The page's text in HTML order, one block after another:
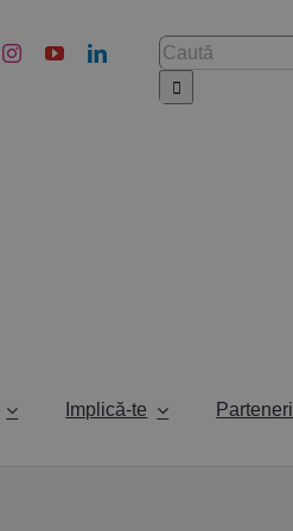
Cautare...
Implică-te Parteneri